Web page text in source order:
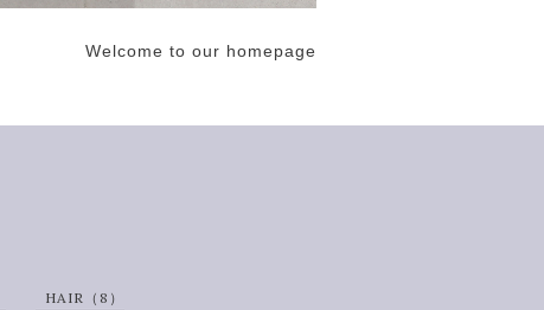
Welcome to our homepage
HAIR（8）